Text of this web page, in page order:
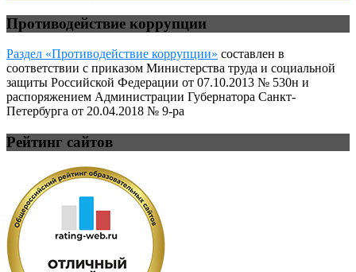
Противодействие коррупции
Раздел «Противодействие коррупции» составлен в
соответствии с приказом Министерства труда и социальной
защиты Российской Федерации от 07.10.2013 № 530н и
распоряжением Администрации Губернатора Санкт-
Петербурга от 20.04.2018 № 9-ра
Рейтинг сайтов